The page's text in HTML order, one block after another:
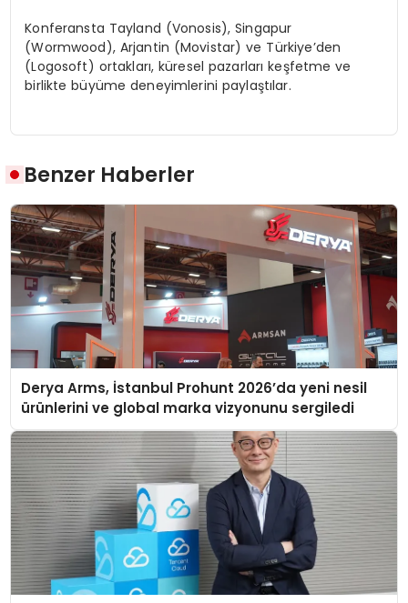
Konferansta Tayland (Vonosis), Singapur
(Wormwood), Arjantin (Movistar) ve Türkiye’den
(Logosoft) ortakları, küresel pazarları keşfetme ve
birlikte büyüme deneyimlerini paylaştılar.
Benzer Haberler
Derya Arms, İstanbul Prohunt 2026’da yeni nesil
ürünlerini ve global marka vizyonunu sergiledi